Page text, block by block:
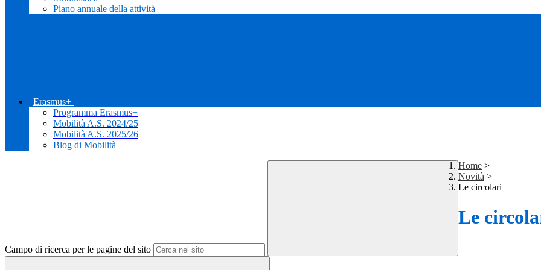
Piano annuale della attività
Erasmus+
Programma Erasmus+
Mobilità A.S. 2024/25
Mobilità A.S. 2025/26
Blog di Mobilità
Campo di ricerca per le pagine del sito
Home >
Novità >
Le circolari
Le